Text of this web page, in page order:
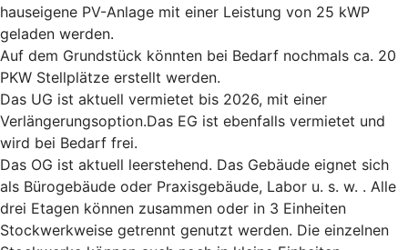
hauseigene PV-Anlage mit einer Leistung von 25 kWP
geladen werden.
Auf dem Grundstück könnten bei Bedarf nochmals ca. 20
PKW Stellplätze erstellt werden.
Das UG ist aktuell vermietet bis 2026, mit einer
Verlängerungsoption.Das EG ist ebenfalls vermietet und
wird bei Bedarf frei.
Das OG ist aktuell leerstehend. Das Gebäude eignet sich
als Bürogebäude oder Praxisgebäude, Labor u. s. w. . Alle
drei Etagen können zusammen oder in 3 Einheiten
Stockwerkweise getrennt genutzt werden. Die einzelnen